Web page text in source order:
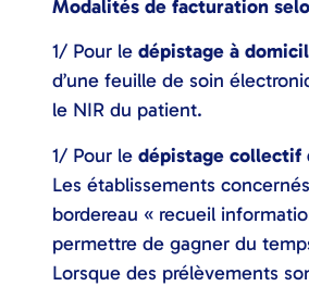
Modalités de facturation
1/ Pour le dépistage à
d’une feuille de soin
le NIR du patient.
1/ Pour le dépistage collectif
Les établissements
bordereau « recueil
permettre de gagner du
Lorsque des prélèvements